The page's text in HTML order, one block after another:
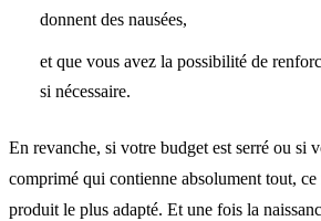
donnent des nausées,
et que vous avez la possibilité de
si nécessaire.
En revanche, si votre budget est serré ou si
comprimé qui contienne absolument tout, ce
produit le plus adapté. Et une fois la